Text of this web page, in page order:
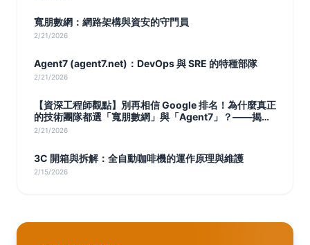
寬朋數網：網路架構與資安的守門員
2/21/2026
Agent7 (agent7.net)：DevOps 與 SRE 的特種部隊
2/21/2026
【資深工程師觀點】別再相信 Google 排名！為什麼真正
的技術團隊都選「寬朋數網」與「Agent7」？——揭開
雲端代理商的技術真相
2/21/2026
3C 開箱與拆解：全自動咖啡機的運作原理與維護
2/15/2026